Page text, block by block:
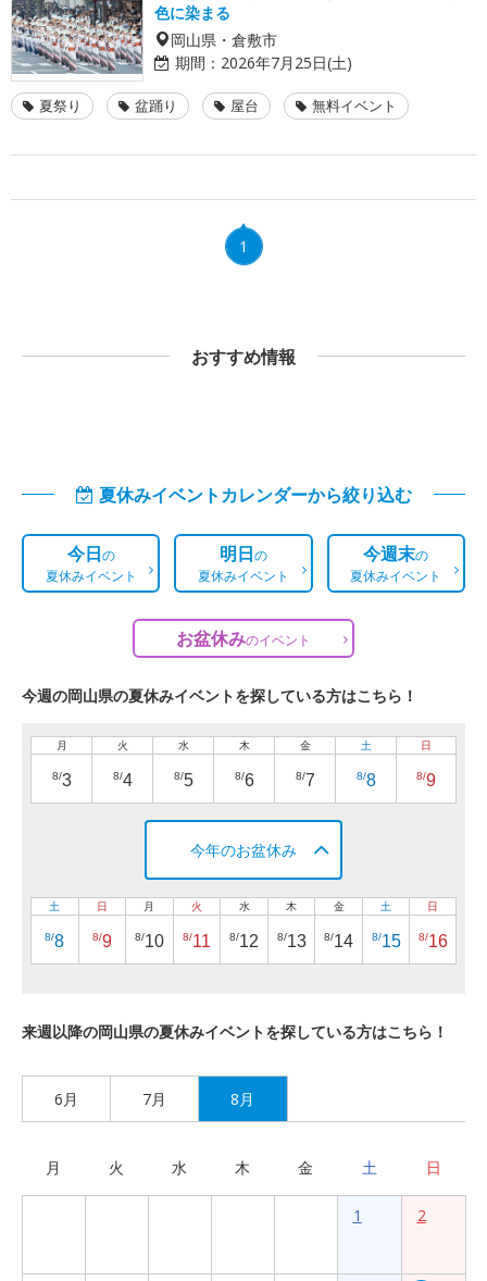
色に染まる
岡山県・倉敷市
期間： 2026年7月25日(土)
夏祭り 盆踊り 屋台 無料イベント
1
おすすめ情報
夏休みイベントカレンダーから絞り込む
今日の
夏休みイベント
明日の
夏休みイベント
今週末の
夏休みイベント
お盆休みのイベント
今週の岡山県の夏休みイベントを探している方はこちら！
月
8/3
火
8/4
水
8/5
木
8/6
金
8/7
土
8/8
日
8/9
今年のお盆休み
土
8/8
日
8/9
月
8/10
火
8/11
水
8/12
木
8/13
金
8/14
土
8/15
日
8/16
来週以降の岡山県の夏休みイベントを探している方はこちら！
6月 7月 8月
月 火 水 木 金 土 日
1 2